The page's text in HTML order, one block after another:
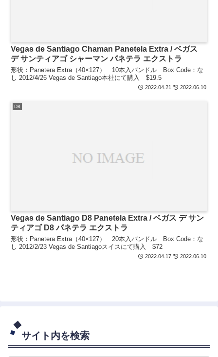
Vegas de Santiago Chaman Panetela Extra / ベガス
デ サンティアゴ シャーマン パネテラ エクストラ
形状：Panetera Extra（40×127） 10本入バンドル Box Code：な
し 2012/4/26 Vegas de Santiago本社にて購入 $19.5
2022.04.21 2022.06.10
D8
Vegas de Santiago D8 Panetela Extra / ベガス デ サン
ティアゴ D8 パネテラ エクストラ
形状：Panetera Extra（40×127） 20本入バンドル Box Code：な
し 2012/2/23 Vegas de Santiagoスイスにて購入 $72
2022.04.17 2022.06.10
サイト内を検索